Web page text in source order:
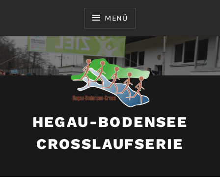
MENÜ
HEGAU-BODENSEE
CROSSLAUFSERIE